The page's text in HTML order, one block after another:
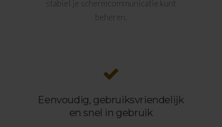
stabiel je schermcommunicatie kunt
beheren.
Eenvoudig, gebruiksvriendelijk
en snel in gebruik